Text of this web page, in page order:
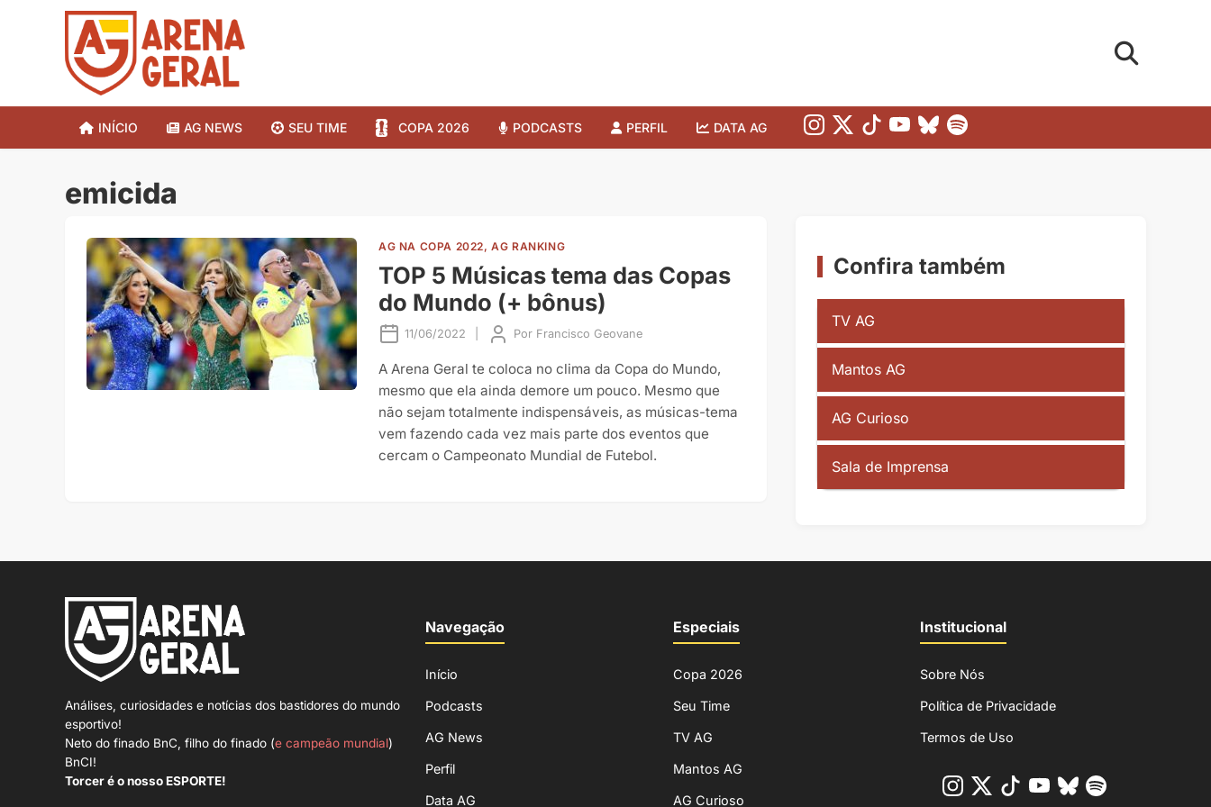
INÍCIO AG NEWS SEU TIME COPA 2026 PODCASTS PERFIL DATA AG
emicida
AG NA COPA 2022, AG RANKING
TOP 5 Músicas tema das Copas
do Mundo (+ bônus)
11/06/2022 Por Francisco Geovane
A Arena Geral te coloca no clima da Copa do Mundo,
mesmo que ela ainda demore um pouco. Mesmo que
não sejam totalmente indispensáveis, as músicas-tema
vem fazendo cada vez mais parte dos eventos que
cercam o Campeonato Mundial de Futebol.
Confira também
TV AG
Mantos AG
AG Curioso
Sala de Imprensa
Análises, curiosidades e notícias dos bastidores do mundo
esportivo!
Neto do finado BnC, filho do finado (e campeão mundial)
BnCI!
Torcer é o nosso ESPORTE!
Navegação
Início
Podcasts
AG News
Perfil
Data AG
Especiais
Copa 2026
Seu Time
TV AG
Mantos AG
AG Curioso
Institucional
Sobre Nós
Política de Privacidade
Termos de Uso